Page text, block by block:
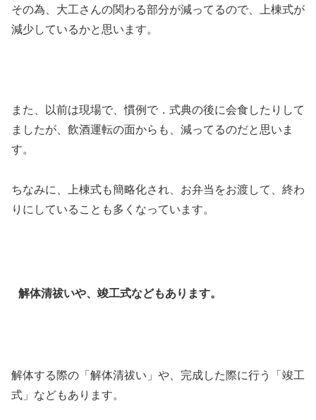
その為、大工さんの関わる部分が減ってるので、上棟式が
減少しているかと思います。
また、以前は現場で、慣例で．式典の後に会食したりして
ましたが、飲酒運転の面からも、減ってるのだと思いま
す。
ちなみに、上棟式も簡略化され、お弁当をお渡して、終わ
りにしていることも多くなっています。
解体清祓いや、竣工式などもあります。
解体する際の「解体清祓い」や、完成した際に行う「竣工
式」などもあります。